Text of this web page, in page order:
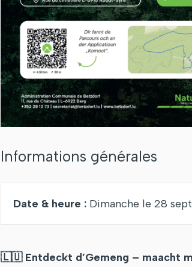
Informations générales
Date & heure : Dimanche le 28
🇱🇺Entdeckt d’Gemeng – maacht